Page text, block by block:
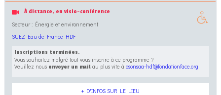
À distance, en visio-conférence
Secteur : Énergie et environnement
SUEZ Eau de France HDF
Inscriptions terminées.
Vous souhaitez malgré tout vous inscrire à ce programme ?
Veuillez nous envoyer un mailau plus vite à osonsaa-hdf@fondationface.org
+ D'INFOS SUR LE LIEU